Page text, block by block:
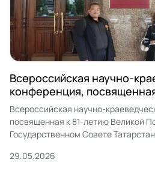
Всероссийская научно-
конференция,
Великой Победы
Всероссийская научно-
посвященная к 81-летию Великой
Государственном Совете
29.05.2026